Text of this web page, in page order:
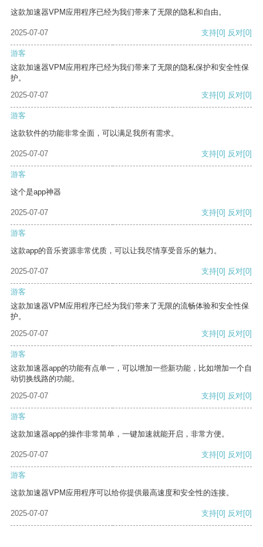
这款加速器VPM应用程序已经为我们带来了无限的隐私和自由。
2025-07-07 支持[0] 反对[0]
游客
这款加速器VPM应用程序已经为我们带来了无限的隐私保护和安全性保
护。
2025-07-07
支持[0] 反对[0]
游客
这款软件的功能非常全面，可以满足我所有需求。
2025-07-07 支持[0] 反对[0]
游客
这个是app神器
2025-07-07 支持[0] 反对[0]
游客
这款app的音乐资源非常优质，可以让我尽情享受音乐的魅力。
2025-07-07 支持[0] 反对[0]
游客
这款加速器VPM应用程序已经为我们带来了无限的流畅体验和安全性保
护。
2025-07-07
支持[0] 反对[0]
游客
这款加速器app的功能有点单一，可以增加一些新功能，比如增加一个自
动切换线路的功能。
2025-07-07
支持[0] 反对[0]
游客
这款加速器app的操作非常简单，一键加速就能开启，非常方便。
2025-07-07 支持[0] 反对[0]
游客
这款加速器VPM应用程序可以给你提供最高速度和安全性的连接。
2025-07-07 支持[0] 反对[0]